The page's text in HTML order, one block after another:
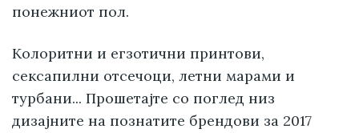
понежниот пол.
Колоритни и егзотични принтови,
сексапилни отсечоци, летни марами и
турбани... Прошетајте со поглед низ
дизајните на познатите брендови за 2017